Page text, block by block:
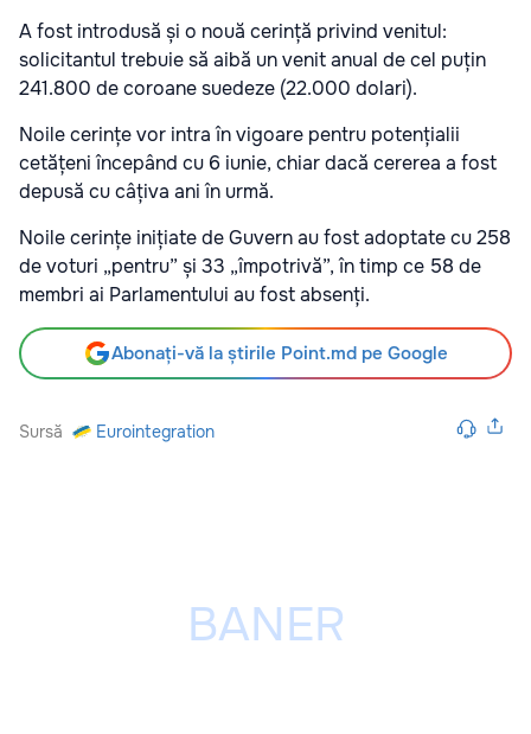
A fost introdusă și o nouă cerință privind venitul:
solicitantul trebuie să aibă un venit anual de cel puțin
241.800 de coroane suedeze (22.000 dolari).
Noile cerințe vor intra în vigoare pentru potențialii
cetățeni începând cu 6 iunie, chiar dacă cererea a fost
depusă cu câțiva ani în urmă.
Noile cerințe inițiate de Guvern au fost adoptate cu 258
de voturi „pentru” și 33 „împotrivă”, în timp ce 58 de
membri ai Parlamentului au fost absenți.
Abonați-vă la știrile Point.md pe Google
Sursă Eurointegration